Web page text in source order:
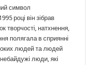
символ
році він зібрав
творчості, натхнення,
полягала в сприянні
людей та людей
люди, які